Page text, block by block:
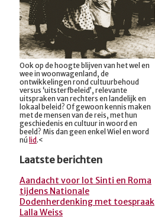
Ook op de hoogte blijven van het wel en
wee in woonwagenland, de
ontwikkelingen rond cultuurbehoud
versus ‘uitsterfbeleid’, relevante
uitspraken van rechters en landelijk en
lokaal beleid? Of gewoon kennis maken
met de mensen van de reis, met hun
geschiedenis en cultuur in woord en
beeld? Mis dan geen enkel Wiel en word
nú lid.<
Laatste berichten
Aandacht voor lot Sinti en Roma
tijdens Nationale
Dodenherdenking met toespraak
Lalla Weiss